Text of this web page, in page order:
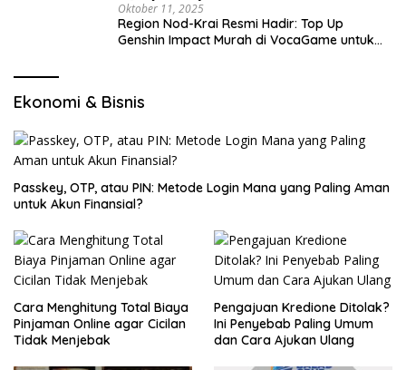
Oktober 11, 2025
Region Nod-Krai Resmi Hadir: Top Up
Genshin Impact Murah di VocaGame untuk
Ekonomi & Bisnis
Passkey, OTP, atau PIN: Metode Login Mana yang Paling Aman
untuk Akun Finansial?
Cara Menghitung Total Biaya
Pinjaman Online agar Cicilan
Tidak Menjebak
Pengajuan Kredione Ditolak?
Ini Penyebab Paling Umum
dan Cara Ajukan Ulang